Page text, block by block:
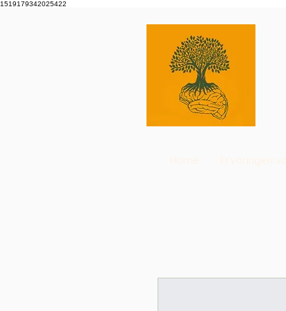
1519179342025422
Home Ervaringen